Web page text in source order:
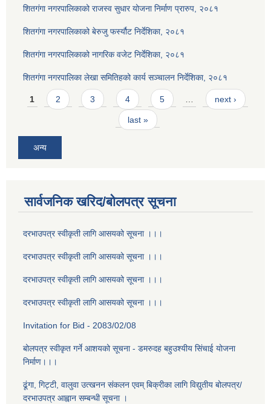
शितगंगा नगरपालिकाको राजस्व सुधार योजना निर्माण प्रारुप, २०८१
शितगंगा नगरपालिकाको बेरुजु फर्स्यौट निर्देशिका, २०८१
शितगंगा नगरपालिकाको नागरिक वजेट निर्देशिका, २०८१
शितगंगा नगरपालिका लेखा समितिहको कार्य सञ्चालन निर्देशिका, २०८१
Pages
1 2 3 4 5 next ›
last »
अन्य
सार्वजनिक खरिद/बोलपत्र सूचना
दरभाउपत्र स्वीकृती लागि आसयको सूचना ।।।
दरभाउपत्र स्वीकृती लागि आसयको सूचना ।।।
दरभाउपत्र स्वीकृती लागि आसयको सूचना ।।।
दरभाउपत्र स्वीकृती लागि आसयको सूचना ।।।
Invitation for Bid - 2083/02/08
बोलपत्र स्वीकृत गर्ने आशयको सूचना - डमरुदह बहुउश्यीय सिंचाई योजना
निर्माण।।।
ढूंगा, गिट्टी, वालुवा उत्खनन संकलन एवम् बिक्रीका लागि विद्युतीय बोलपत्र/
दरभाउपत्र आह्वान सम्बन्धी सूचना ।